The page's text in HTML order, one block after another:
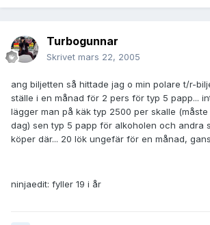
Turbogunnar
Skrivet mars 22, 2005
ang biljetten så hittade jag o min polare t/r-
ställe i en månad för 2 pers för typ 5 papp...
lägger man på käk typ 2500 per skalle
dag) sen typ 5 papp för alkoholen och andra
köper där... 20 lök ungefär för en månad,
ninjaedit: fyller 19 i år